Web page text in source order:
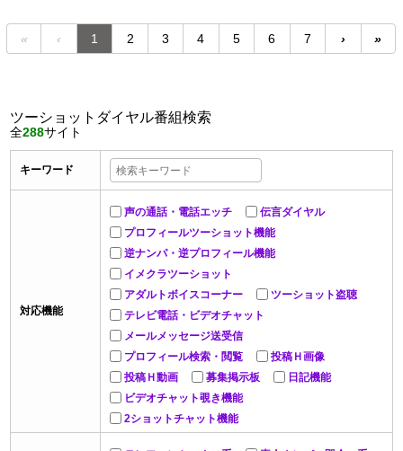
« ‹ 1 2 3 4 5 6 7 › »
ツーショットダイヤル番組検索
全288サイト
キーワード
対応機能
声の通話・電話エッチ
伝言ダイヤル
プロフィールツーショット機能
逆ナンパ・逆プロフィール機能
イメクラツーショット
アダルトボイスコーナー
ツーショット盗聴
テレビ電話・ビデオチャット
メールメッセージ送受信
プロフィール検索・閲覧
投稿Ｈ画像
投稿Ｈ動画
募集掲示板
日記機能
ビデオチャット覗き機能
2ショットチャット機能